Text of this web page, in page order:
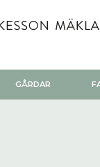
GÅRDAR